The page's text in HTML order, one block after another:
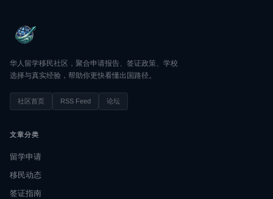
华人留学移民社区，聚合申请报告、签证政策、学校
选择与真实经验，帮助你更快看懂出国路径。
社区首页 RSS Feed 论坛
文章分类
留学申请
移民动态
签证指南